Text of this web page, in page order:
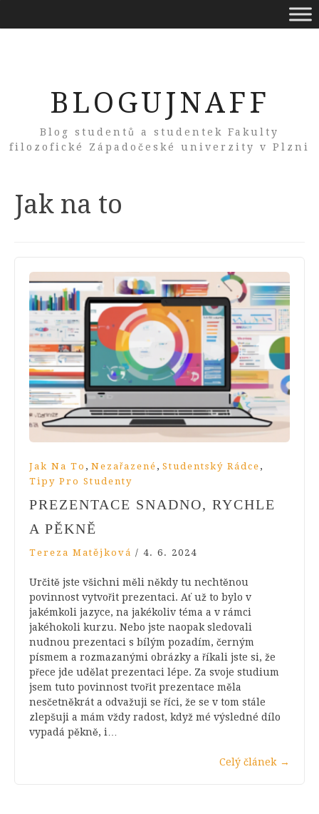
BLOGUJNAFF
Blog studentů a studentek Fakulty
filozofické Západočeské univerzity v Plzni
Category:
Jak na to
Jak Na To , Nezařazené , Studentský Rádce ,
Tipy Pro Studenty
PREZENTACE SNADNO, RYCHLE
A PĚKNĚ
Tereza Matějková / 4. 6. 2024
Určitě jste všichni měli někdy tu nechtěnou
povinnost vytvořit prezentaci. Ať už to bylo v
jakémkoli jazyce, na jakékoliv téma a v rámci
jakéhokoli kurzu. Nebo jste naopak sledovali
nudnou prezentaci s bílým pozadím, černým
písmem a rozmazanými obrázky a říkali jste si, že
přece jde udělat prezentaci lépe. Za svoje studium
jsem tuto povinnost tvořit prezentace měla
nesčetněkrát a odvažuji se říci, že se v tom stále
zlepšuji a mám vždy radost, když mé výsledné dílo
vypadá pěkně, i…
Celý článek →